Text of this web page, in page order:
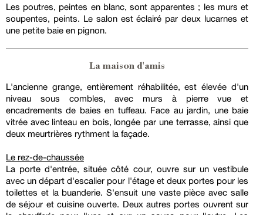
Les poutres, peintes en blanc, sont apparentes ; les murs et
soupentes, peints. Le salon est éclairé par deux lucarnes et
une petite baie en pignon.
La maison d'amis
L'ancienne grange, entièrement réhabilitée, est élevée d'un
niveau sous combles, avec murs à pierre vue et
encadrements de baies en tuffeau. Face au jardin, une baie
vitrée avec linteau en bois, longée par une terrasse, ainsi que
deux meurtrières rythment la façade.
Le rez-de-chaussée
La porte d'entrée, située côté cour, ouvre sur un vestibule
avec un départ d'escalier pour l'étage et deux portes pour les
toilettes et la buanderie. S'ensuit une vaste pièce avec salle
de séjour et cuisine ouverte. Deux autres portes ouvrent sur